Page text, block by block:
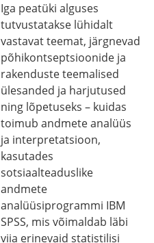
Iga peatüki alguses
tutvustatakse lühidalt
vastavat teemat, järgnevad
põhikontseptsioonide ja
rakenduste teemalised
ülesanded ja harjutused
ning lõpetuseks – kuidas
toimub andmete analüüs
ja interpretatsioon,
kasutades
sotsiaalteaduslike
andmete
analüüsiprogrammi IBM
SPSS, mis võimaldab läbi
viia erinevaid statistilisi